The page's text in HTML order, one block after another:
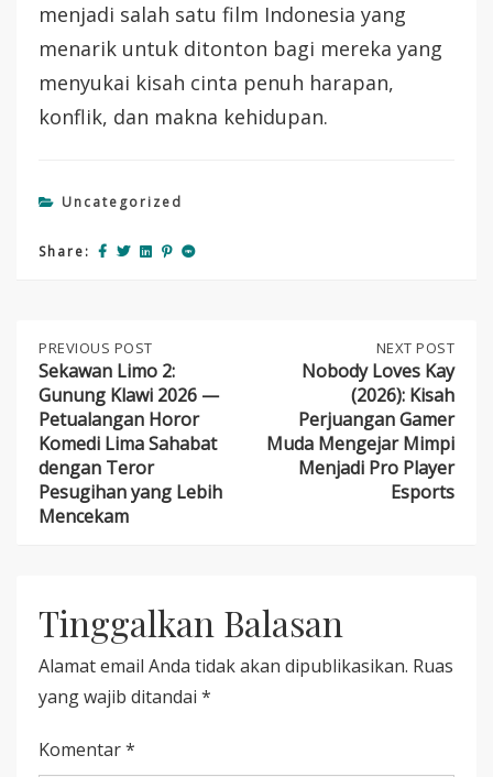
menjadi salah satu film Indonesia yang
menarik untuk ditonton bagi mereka yang
menyukai kisah cinta penuh harapan,
konflik, dan makna kehidupan.
Uncategorized
Share:
Post
navigation
PREVIOUS
POST:
SEKAWAN
LIMO
2:
GUNUNG
KLAWI
2026
—
PETUALANGAN
SAHABAT
DENGAN
PESUGIHAN
LEBIH
PREVIOUS POST
Sekawan Limo 2:
Gunung Klawi 2026 —
Petualangan Horor
Komedi Lima Sahabat
dengan Teror
Pesugihan yang Lebih
Mencekam
(2026):
PRO
PLAYER
NEXT POST
Nobody Loves Kay
(2026): Kisah
Perjuangan Gamer
Muda Mengejar Mimpi
Menjadi Pro Player
Esports
Tinggalkan Balasan
Alamat email Anda tidak akan dipublikasikan. Ruas
yang wajib ditandai *
Komentar*